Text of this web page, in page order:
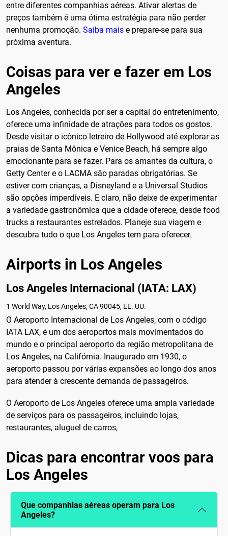
entre diferentes companhias aéreas. Ativar alertas de
preços também é uma ótima estratégia para não perder
nenhuma promoção. Saiba mais e prepare-se para sua
próxima aventura.
Coisas para ver e fazer em Los
Angeles
Los Angeles, conhecida por ser a capital do entretenimento,
oferece uma infinidade de atrações para todos os gostos.
Desde visitar o icônico letreiro de Hollywood até explorar as
praias de Santa Mônica e Venice Beach, há sempre algo
emocionante para se fazer. Para os amantes da cultura, o
Getty Center e o LACMA são paradas obrigatórias. Se
estiver com crianças, a Disneyland e a Universal Studios
são opções imperdíveis. E claro, não deixe de experimentar
a variedade gastronômica que a cidade oferece, desde food
trucks a restaurantes estrelados. Planeje sua viagem e
descubra tudo o que Los Angeles tem para oferecer.
Airports in Los Angeles
Los Angeles Internacional (IATA: LAX)
1 World Way, Los Angeles, CA 90045, EE. UU.
O Aeroporto Internacional de Los Angeles, com o código
IATA LAX, é um dos aeroportos mais movimentados do
mundo e o principal aeroporto da região metropolitana de
Los Angeles, na Califórnia. Inaugurado em 1930, o
aeroporto passou por várias expansões ao longo dos anos
para atender à crescente demanda de passageiros.
O Aeroporto de Los Angeles oferece uma ampla variedade
de serviços para os passageiros, incluindo lojas,
restaurantes, aluguel de carros,
Dicas para encontrar voos para
Los Angeles
Que companhias aéreas operam para Los
Angeles?